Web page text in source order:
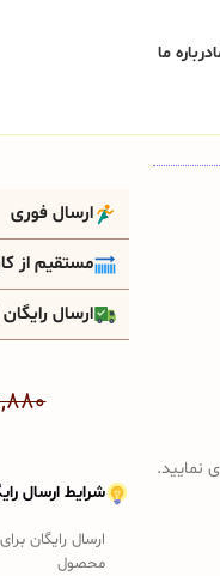
درباره ما
نمایید.
ارسال فوری
مستقیم از
ارسال رایگان (خرید
شرایط ارسال
محصول